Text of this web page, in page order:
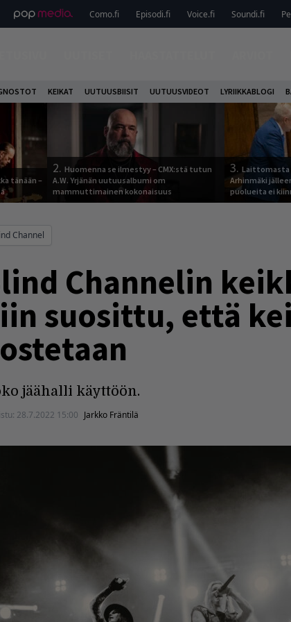
Como.fi Episodi.fi Voice.fi Soundi.fi
KEIKAT UUTUUSBIISIT UUTUUSVIDEOT LYRIIKKABLOGI
tänään –
2. Huomenna se ilmestyy – CMX:stä tutun
A.W. Yrjänän uutuusalbumi om
mammuttimainen kokonaisuus
3. Laittomasta
Arhinmäki
puolueita ei
Channel
Channelin
suosittu, että
jäähalli käyttöön.
28.7.2022 15:00 Jarkko Fräntilä